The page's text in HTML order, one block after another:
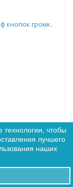
0
кнопок громк.
технологии, чтобы
лучшего
наших